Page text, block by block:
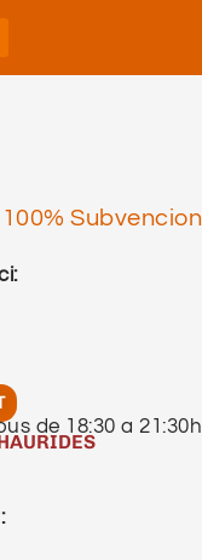
de 18:30 a 21:30h
de 18:30 a 21:30h